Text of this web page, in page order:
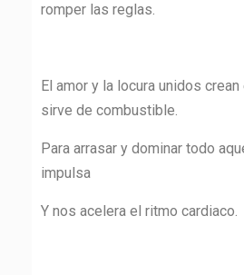
romper las reglas.
El amor y la locura unidos
sirve de combustible.
Para arrasar y dominar todo
impulsa
Y nos acelera el ritmo cardiaco.